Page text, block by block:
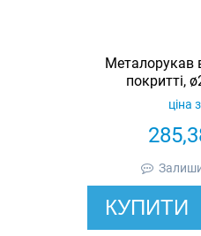
Металорукав
покритті,
ціна
КУПИТИ